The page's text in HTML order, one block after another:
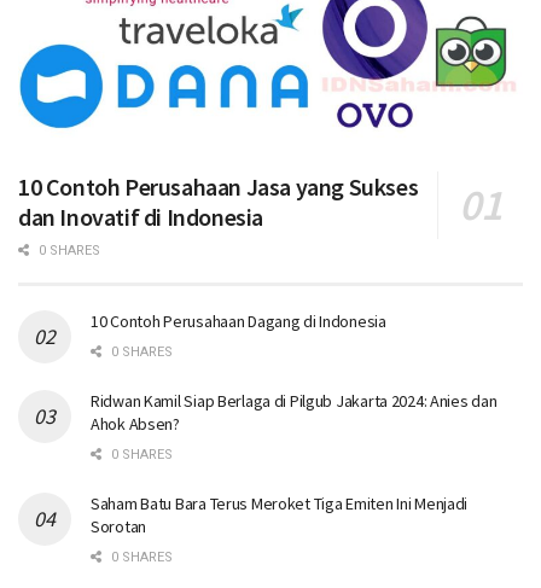
10 Contoh Perusahaan Jasa yang Sukses
dan Inovatif di Indonesia
0 SHARES
10 Contoh Perusahaan Dagang di Indonesia
0 SHARES
Ridwan Kamil Siap Berlaga di Pilgub Jakarta 2024: Anies dan
Ahok Absen?
0 SHARES
Saham Batu Bara Terus Meroket Tiga Emiten Ini Menjadi
Sorotan
0 SHARES